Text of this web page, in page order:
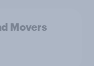
Movers